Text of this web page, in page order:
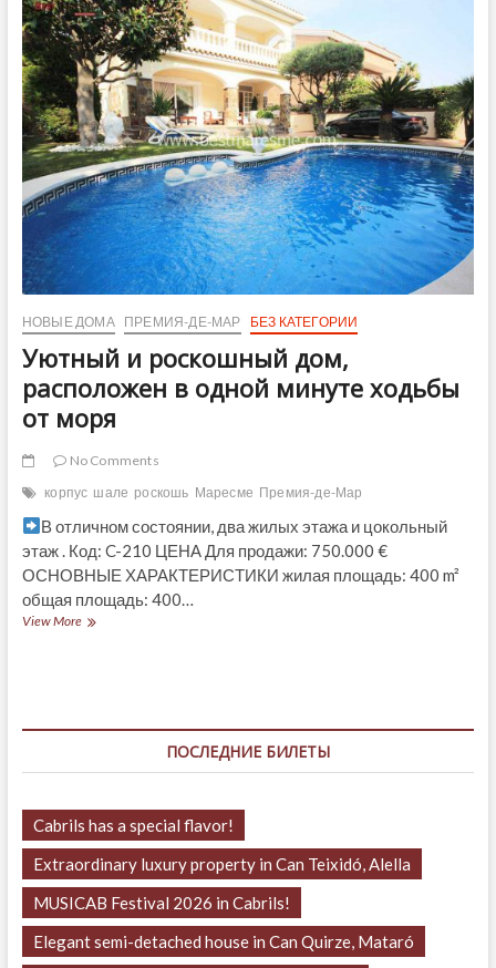
zona
tranquila
junto
al
mar
en
PREMIA
DE
MAR
НОВЫЕ ДОМА ПРЕМИЯ-ДЕ-МАР БЕЗ КАТЕГОРИИ
Уютный и роскошный дом,
расположен в одной минуте ходьбы
от моря
No Comments
корпус шале роскошь Маресме Премия-де-Мар
В отличном состоянии, два жилых этажа и цокольный
этаж . Код: C-210 ЦЕНА Для продажи: 750.000 €
ОСНОВНЫЕ ХАРАКТЕРИСТИКИ жилая площадь: 400 m²
общая площадь: 400…
View MoreУютный
ходьбы
моря
ПОСЛЕДНИЕ БИЛЕТЫ
Cabrils has a special flavor!
Extraordinary luxury property in Can Teixidó, Alella
MUSICAB Festival 2026 in Cabrils!
Elegant semi-detached house in Can Quirze, Mataró